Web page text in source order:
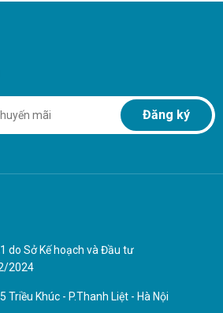
Đăng ký
do Sở Kế hoạch và Đầu tư
2024
Triều Khúc - P.Thanh Liệt - Hà Nội